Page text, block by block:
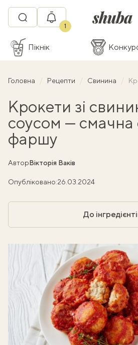
1
Пікнік
Головна Рецепти Свинина
Крокети зі
соусом — смачна
фаршу
АвторВікторія Ваків
Опубліковано:26.03.2024
До